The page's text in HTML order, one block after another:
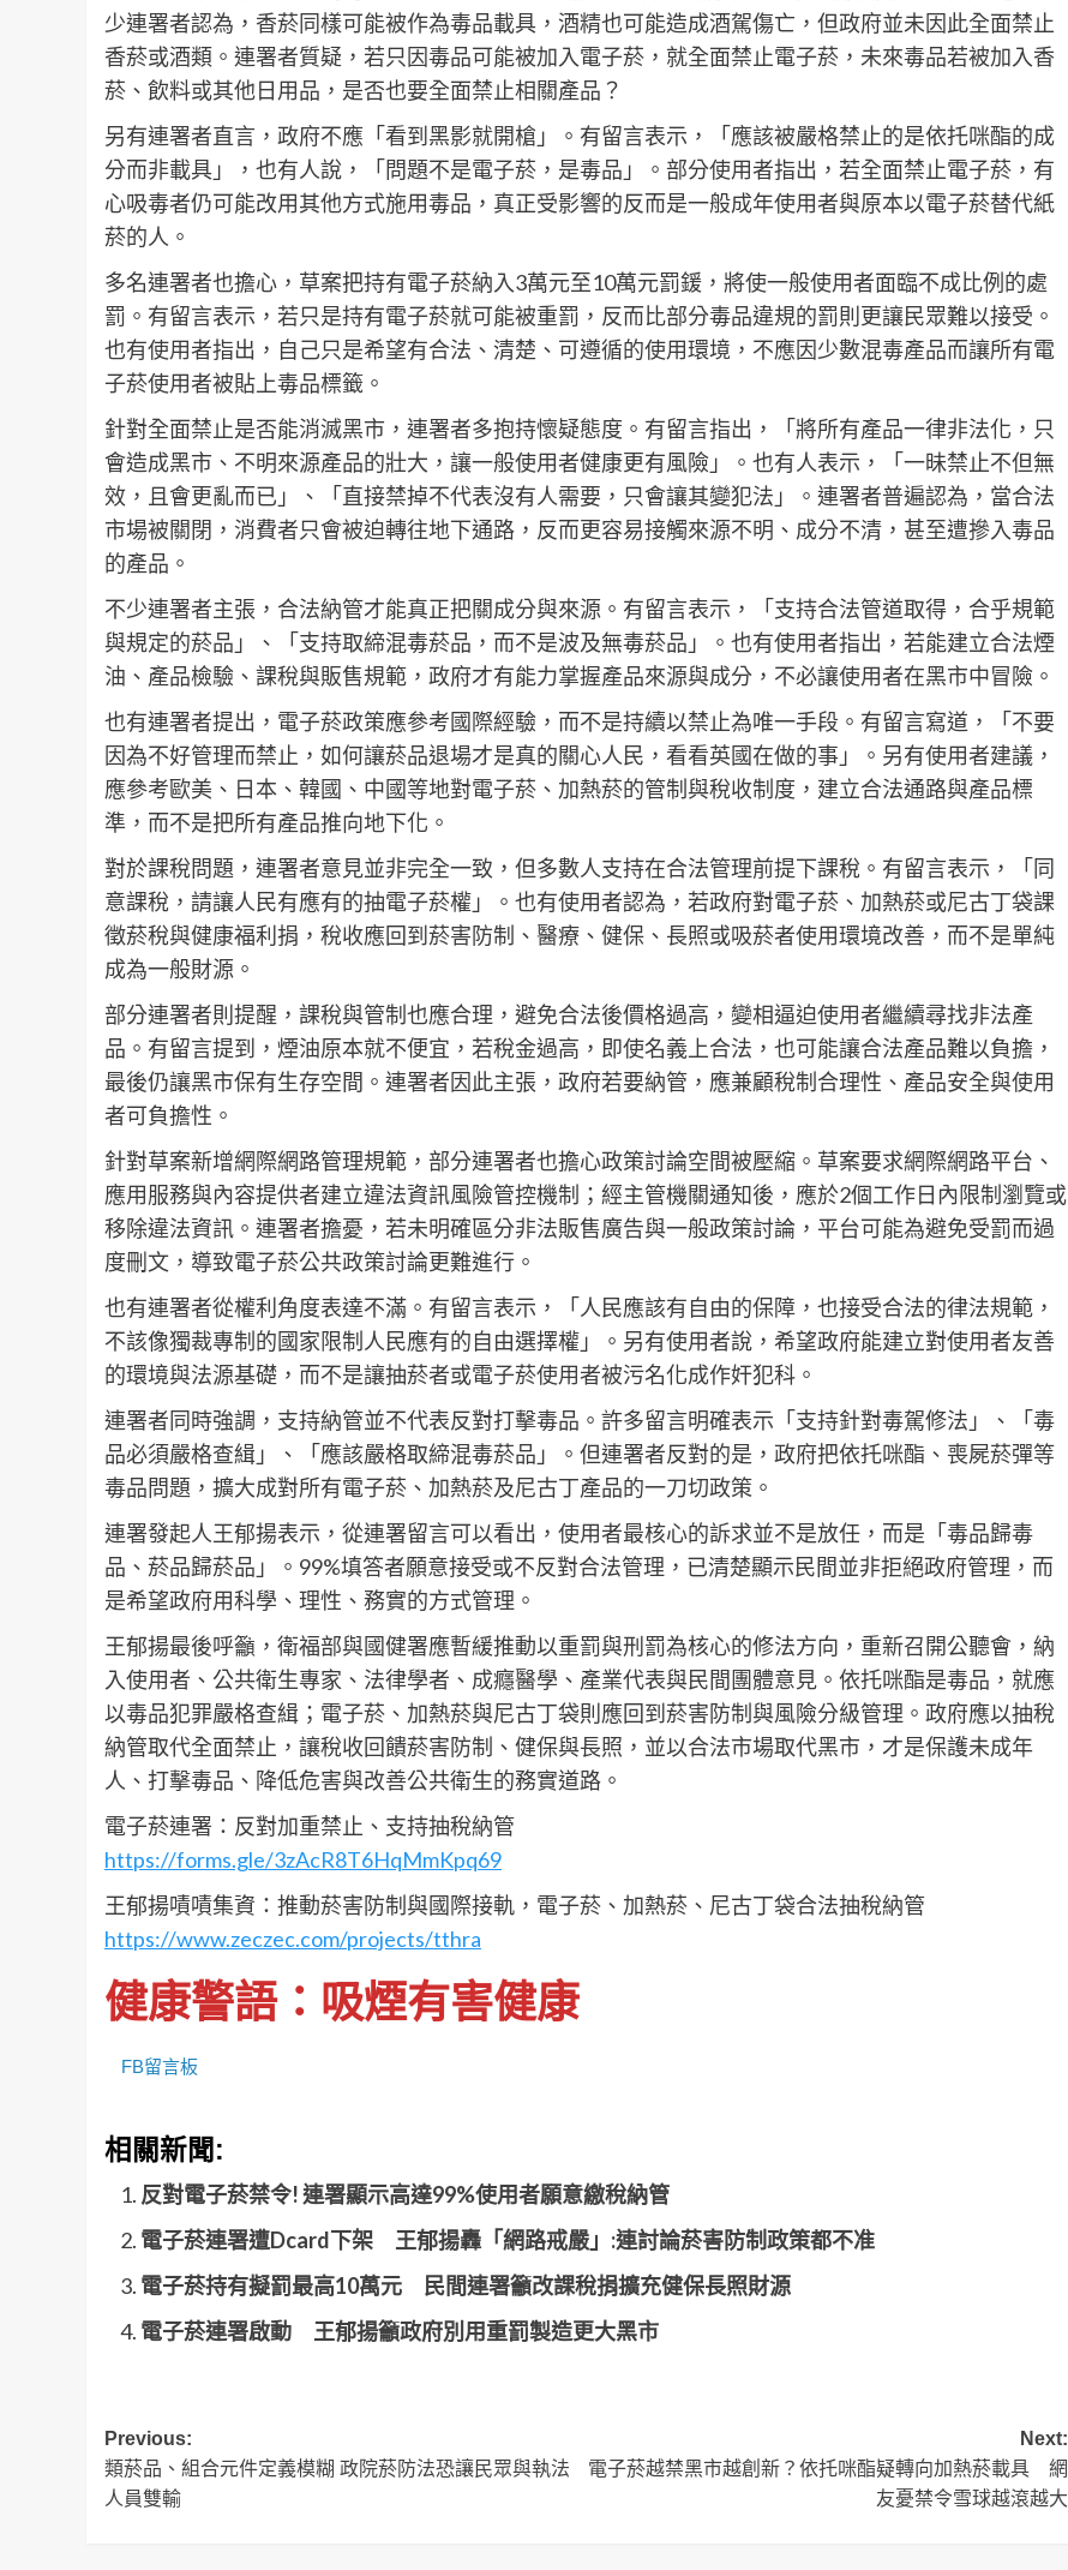
少連署者認為，香菸同樣可能被作為毒品載具，酒精也可能造成酒駕傷亡，但政府並未因此全面禁止
香菸或酒類。連署者質疑，若只因毒品可能被加入電子菸，就全面禁止電子菸，未來毒品若被加入香
菸、飲料或其他日用品，是否也要全面禁止相關產品？
另有連署者直言，政府不應「看到黑影就開槍」。有留言表示，「應該被嚴格禁止的是依托咪酯的成
分而非載具」，也有人說，「問題不是電子菸，是毒品」。部分使用者指出，若全面禁止電子菸，有
心吸毒者仍可能改用其他方式施用毒品，真正受影響的反而是一般成年使用者與原本以電子菸替代紙
菸的人。
多名連署者也擔心，草案把持有電子菸納入3萬元至10萬元罰鍰，將使一般使用者面臨不成比例的處
罰。有留言表示，若只是持有電子菸就可能被重罰，反而比部分毒品違規的罰則更讓民眾難以接受。
也有使用者指出，自己只是希望有合法、清楚、可遵循的使用環境，不應因少數混毒產品而讓所有電
子菸使用者被貼上毒品標籤。
針對全面禁止是否能消滅黑市，連署者多抱持懷疑態度。有留言指出，「將所有產品一律非法化，只
會造成黑市、不明來源產品的壯大，讓一般使用者健康更有風險」。也有人表示，「一昧禁止不但無
效，且會更亂而已」、「直接禁掉不代表沒有人需要，只會讓其變犯法」。連署者普遍認為，當合法
市場被關閉，消費者只會被迫轉往地下通路，反而更容易接觸來源不明、成分不清，甚至遭摻入毒品
的產品。
不少連署者主張，合法納管才能真正把關成分與來源。有留言表示，「支持合法管道取得，合乎規範
與規定的菸品」、「支持取締混毒菸品，而不是波及無毒菸品」。也有使用者指出，若能建立合法煙
油、產品檢驗、課稅與販售規範，政府才有能力掌握產品來源與成分，不必讓使用者在黑市中冒險。
也有連署者提出，電子菸政策應參考國際經驗，而不是持續以禁止為唯一手段。有留言寫道，「不要
因為不好管理而禁止，如何讓菸品退場才是真的關心人民，看看英國在做的事」。另有使用者建議，
應參考歐美、日本、韓國、中國等地對電子菸、加熱菸的管制與稅收制度，建立合法通路與產品標
準，而不是把所有產品推向地下化。
對於課稅問題，連署者意見並非完全一致，但多數人支持在合法管理前提下課稅。有留言表示，「同
意課稅，請讓人民有應有的抽電子菸權」。也有使用者認為，若政府對電子菸、加熱菸或尼古丁袋課
徵菸稅與健康福利捐，稅收應回到菸害防制、醫療、健保、長照或吸菸者使用環境改善，而不是單純
成為一般財源。
部分連署者則提醒，課稅與管制也應合理，避免合法後價格過高，變相逼迫使用者繼續尋找非法產
品。有留言提到，煙油原本就不便宜，若稅金過高，即使名義上合法，也可能讓合法產品難以負擔，
最後仍讓黑市保有生存空間。連署者因此主張，政府若要納管，應兼顧稅制合理性、產品安全與使用
者可負擔性。
針對草案新增網際網路管理規範，部分連署者也擔心政策討論空間被壓縮。草案要求網際網路平台、
應用服務與內容提供者建立違法資訊風險管控機制；經主管機關通知後，應於2個工作日內限制瀏覽或
移除違法資訊。連署者擔憂，若未明確區分非法販售廣告與一般政策討論，平台可能為避免受罰而過
度刪文，導致電子菸公共政策討論更難進行。
也有連署者從權利角度表達不滿。有留言表示，「人民應該有自由的保障，也接受合法的律法規範，
不該像獨裁專制的國家限制人民應有的自由選擇權」。另有使用者說，希望政府能建立對使用者友善
的環境與法源基礎，而不是讓抽菸者或電子菸使用者被污名化成作奸犯科。
連署者同時強調，支持納管並不代表反對打擊毒品。許多留言明確表示「支持針對毒駕修法」、「毒
品必須嚴格查緝」、「應該嚴格取締混毒菸品」。但連署者反對的是，政府把依托咪酯、喪屍菸彈等
毒品問題，擴大成對所有電子菸、加熱菸及尼古丁產品的一刀切政策。
連署發起人王郁揚表示，從連署留言可以看出，使用者最核心的訴求並不是放任，而是「毒品歸毒
品、菸品歸菸品」。99%填答者願意接受或不反對合法管理，已清楚顯示民間並非拒絕政府管理，而
是希望政府用科學、理性、務實的方式管理。
王郁揚最後呼籲，衛福部與國健署應暫緩推動以重罰與刑罰為核心的修法方向，重新召開公聽會，納
入使用者、公共衛生專家、法律學者、成癮醫學、產業代表與民間團體意見。依托咪酯是毒品，就應
以毒品犯罪嚴格查緝；電子菸、加熱菸與尼古丁袋則應回到菸害防制與風險分級管理。政府應以抽稅
納管取代全面禁止，讓稅收回饋菸害防制、健保與長照，並以合法市場取代黑市，才是保護未成年
人、打擊毒品、降低危害與改善公共衛生的務實道路。
電子菸連署：反對加重禁止、支持抽稅納管
https://forms.gle/3zAcR8T6HqMmKpq69
王郁揚嘖嘖集資：推動菸害防制與國際接軌，電子菸、加熱菸、尼古丁袋合法抽稅納管
https://www.zeczec.com/projects/tthra
健康警語：吸煙有害健康
FB留言板
相關新聞:
反對電子菸禁令! 連署顯示高達99%使用者願意繳稅納管
電子菸連署遭Dcard下架 王郁揚轟「網路戒嚴」:連討論菸害防制政策都不准
電子菸持有擬罰最高10萬元 民間連署籲改課稅捐擴充健保長照財源
電子菸連署啟動 王郁揚籲政府別用重罰製造更大黑市
Post
navigation
Previous:
類菸品、組合元件定義模糊 政院菸防法恐讓民眾與執法
人員雙輸
Next:
電子菸越禁黑市越創新？依托咪酯疑轉向加熱菸載具 網
友憂禁令雪球越滾越大